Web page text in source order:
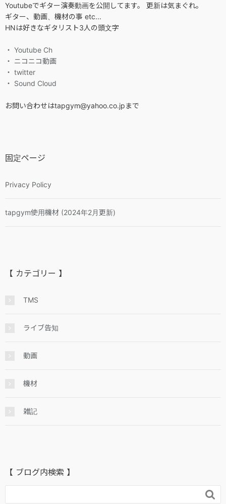
Youtubeでギター演奏動画を公開してます。 更新は気まぐれ。
ギター、動画、機材の事 etc...
HNは好きなギタリスト3人の頭文字
・ Youtube Ch
・ ニコニコ動画
・ twitter
・ Sound Cloud
お問い合わせはtapgym@yahoo.co.jpまで
固定ページ
Privacy Policy
tapgym使用機材 (2024年2月更新)
【 カテゴリー 】
TMS
ライブ告知
動画
機材
雑記
【 ブログ内検索 】
